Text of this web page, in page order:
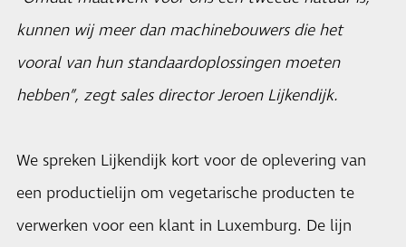
kunnen wij meer dan machinebouwers die het
vooral van hun standaardoplossingen moeten
hebben”, zegt sales director Jeroen Lijkendijk.
We spreken Lijkendijk kort voor de oplevering van
een productielijn om vegetarische producten te
verwerken voor een klant in Luxemburg. De lijn